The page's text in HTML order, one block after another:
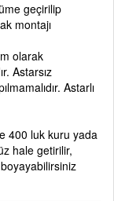
geçirilip
montajı
olarak
Astarsız
Astarlı
400 luk kuru yada
hale getirilir,